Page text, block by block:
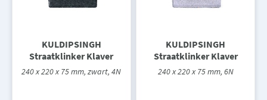
KULDIPSINGH
Straatklinker Klaver
240 x 220 x 75 mm, zwart, 4N
KULDIPSINGH
Straatklinker Klaver
240 x 220 x 75 mm, 6N